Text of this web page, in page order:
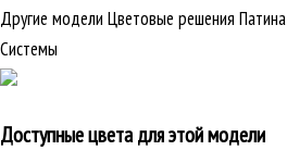
Другие модели Цветовые решения Патина
Cистемы
Доступные цвета для этой модели